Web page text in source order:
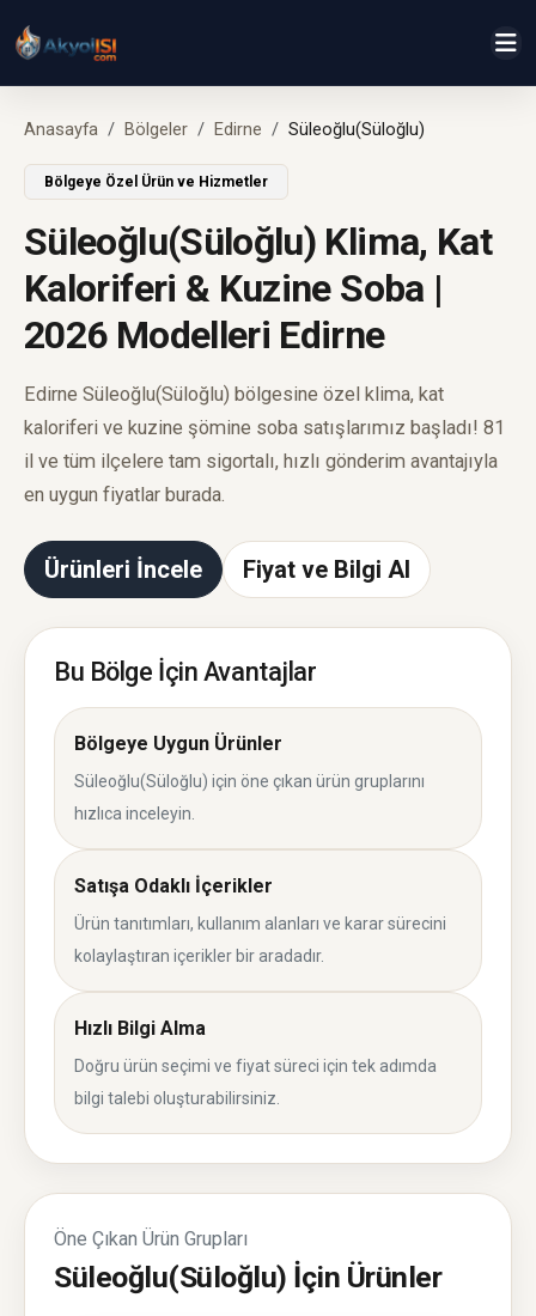
Anasayfa Bölgeler Edirne Süleoğlu(Süloğlu)
Bölgeye Özel Ürün ve Hizmetler
Süleoğlu(Süloğlu) Klima, Kat
Kaloriferi & Kuzine Soba |
2026 Modelleri Edirne
Edirne Süleoğlu(Süloğlu) bölgesine özel klima, kat
kaloriferi ve kuzine şömine soba satışlarımız başladı! 81
il ve tüm ilçelere tam sigortalı, hızlı gönderim avantajıyla
en uygun fiyatlar burada.
Ürünleri İncele Fiyat ve Bilgi Al
Bu Bölge İçin Avantajlar
Bölgeye Uygun Ürünler
Süleoğlu(Süloğlu) için öne çıkan ürün gruplarını
hızlıca inceleyin.
Satışa Odaklı İçerikler
Ürün tanıtımları, kullanım alanları ve karar sürecini
kolaylaştıran içerikler bir aradadır.
Hızlı Bilgi Alma
Doğru ürün seçimi ve fiyat süreci için tek adımda
bilgi talebi oluşturabilirsiniz.
Öne Çıkan Ürün Grupları
Süleoğlu(Süloğlu) İçin Ürünler